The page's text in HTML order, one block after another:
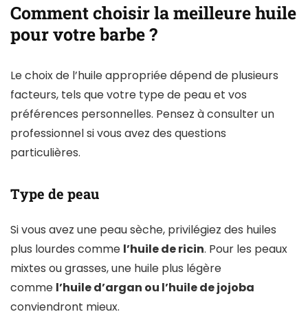
Comment choisir la meilleure huile
pour votre barbe ?
Le choix de l’huile appropriée dépend de plusieurs
facteurs, tels que votre type de peau et vos
préférences personnelles. Pensez à consulter un
professionnel si vous avez des questions
particulières.
Type de peau
Si vous avez une peau sèche, privilégiez des huiles
plus lourdes comme l’huile de ricin. Pour les peaux
mixtes ou grasses, une huile plus légère
comme l’huile d’argan ou l’huile de jojoba
conviendront mieux.